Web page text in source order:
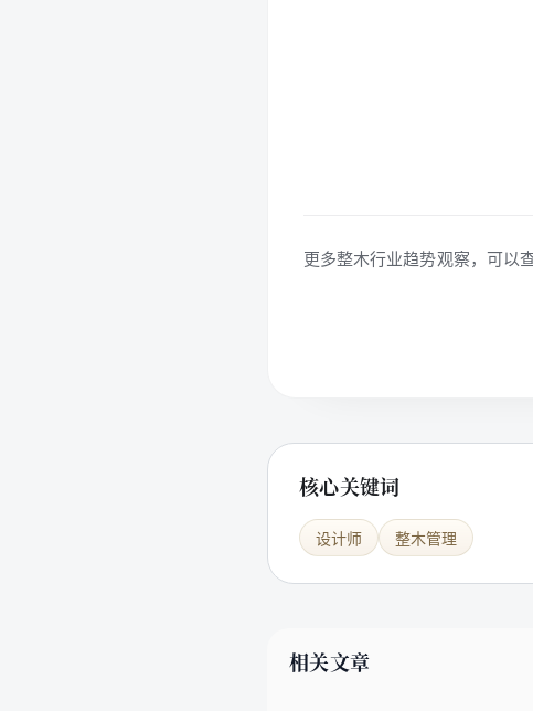
更多整木行业趋势观察，可以查
核心关键词
设计师 整木管理
相关文章